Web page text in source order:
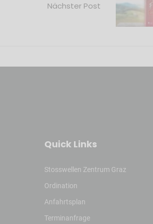
Nächster Post
Quick Links
Stosswellen Zentrum Graz
Ordination
Anfahrtsplan
Terminanfrage